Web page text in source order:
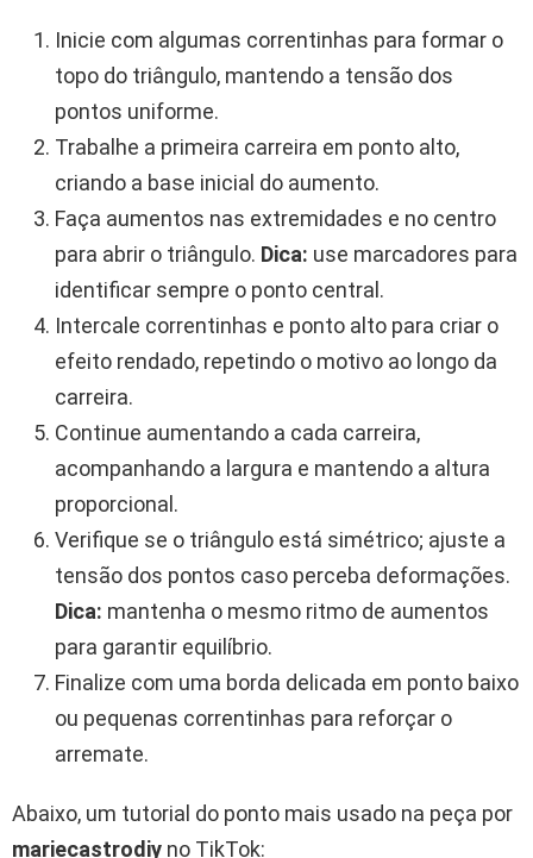
Inicie com algumas correntinhas para formar o
topo do triângulo, mantendo a tensão dos
pontos uniforme.
Trabalhe a primeira carreira em ponto alto,
criando a base inicial do aumento.
Faça aumentos nas extremidades e no centro
para abrir o triângulo. Dica: use marcadores para
identificar sempre o ponto central.
Intercale correntinhas e ponto alto para criar o
efeito rendado, repetindo o motivo ao longo da
carreira.
Continue aumentando a cada carreira,
acompanhando a largura e mantendo a altura
proporcional.
Verifique se o triângulo está simétrico; ajuste a
tensão dos pontos caso perceba deformações.
Dica: mantenha o mesmo ritmo de aumentos
para garantir equilíbrio.
Finalize com uma borda delicada em ponto baixo
ou pequenas correntinhas para reforçar o
arremate.
Abaixo, um tutorial do ponto mais usado na peça por
mariecastrodiy no TikTok: